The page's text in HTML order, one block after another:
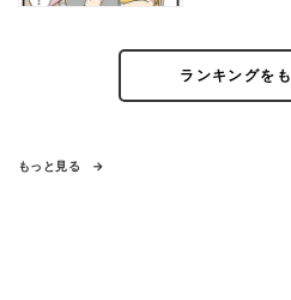
ランキングを
もっと見る